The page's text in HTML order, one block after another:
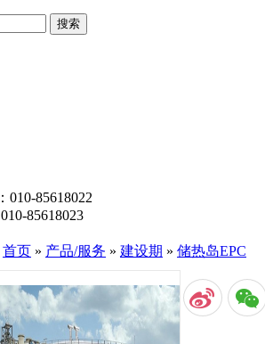
010-85618022
010-85618023
首页 » 产品/服务 » 建设期 » 储热岛EPC